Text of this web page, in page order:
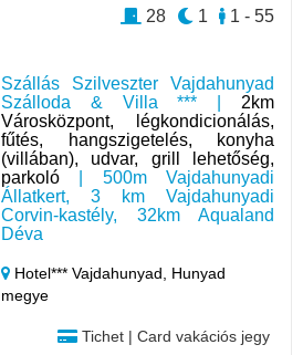
Szállás Szilveszter Vajdahunyad
Szálloda & Villa *** | 2km
Városközpont, légkondicionálás,
fűtés, hangszigetelés, konyha
(villában), udvar, grill lehetőség,
parkoló | 500m Vajdahunyadi
Állatkert, 3 km Vajdahunyadi
Corvin-kastély, 32km Aqualand
Déva
Hotel*** Vajdahunyad, Hunyad
megye
Tichet | Card vakációs jegy
1 - 55
1
28